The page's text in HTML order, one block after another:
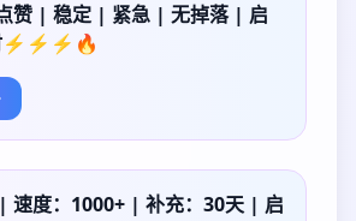
赞 | 稳定 | 紧急 | 无掉落 | 启
⚡⚡⚡🔥
速度：1000+ | 补充：30天 | 启